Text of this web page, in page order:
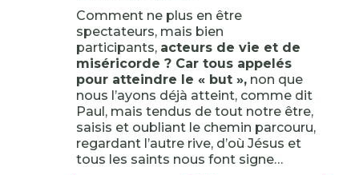
Comment ne plus en être
spectateurs, mais bien
participants, acteurs de vie et de
miséricorde ? Car tous appelés
pour atteindre le « but »,non que
nous l’ayons déjà atteint, comme dit
Paul, mais tendus de tout notre être,
saisis et oubliant le chemin parcouru,
regardant l’autre rive, d’où Jésus et
tous les saints nous font signe…